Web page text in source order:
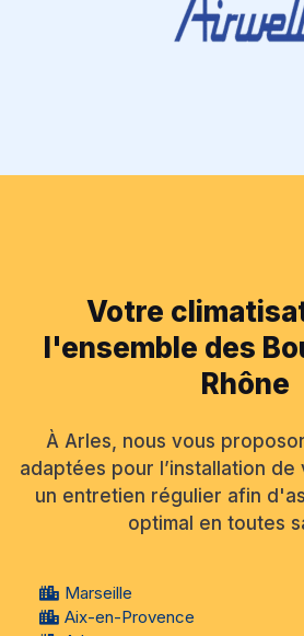
Votre
l'ensemble des
Rhône
À Arles, nous vous
adaptées pour l’installation
un entretien régulier afin
optimal en toutes
Marseille
Aix-en-Provence